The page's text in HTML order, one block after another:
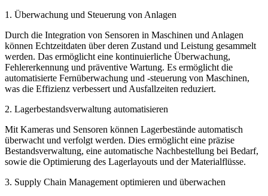
1. Überwachung und Steuerung von Anlagen
Durch die Integration von Sensoren in Maschinen und Anlagen
können Echtzeitdaten über deren Zustand und Leistung gesammelt
werden. Das ermöglicht eine kontinuierliche Überwachung,
Fehlererkennung und präventive Wartung. Es ermöglicht die
automatisierte Fernüberwachung und -steuerung von Maschinen,
was die Effizienz verbessert und Ausfallzeiten reduziert.
2. Lagerbestandsverwaltung automatisieren
Mit Kameras und Sensoren können Lagerbestände automatisch
überwacht und verfolgt werden. Dies ermöglicht eine präzise
Bestandsverwaltung, eine automatische Nachbestellung bei Bedarf,
sowie die Optimierung des Lagerlayouts und der Materialflüsse.
3. Supply Chain Management optimieren und überwachen